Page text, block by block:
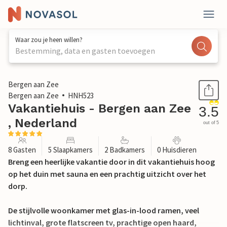
Waar zou je heen willen?
Bestemming, data en gasten toevoegen
1 / 39
Bergen aan Zee
Bergen aan Zee
HNH523
Vakantiehuis - Bergen aan Zee
, Nederland
3.5
out of 5
8 Gasten 5 Slaapkamers 2 Badkamers 0 Huisdieren
Breng een heerlijke vakantie door in dit vakantiehuis hoog
op het duin met sauna en een prachtig uitzicht over het
dorp.
De stijlvolle woonkamer met glas-in-lood ramen, veel
lichtinval, grote flatscreen tv, prachtige open haard,